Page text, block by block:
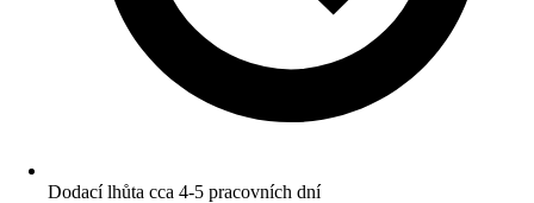
Dodací lhůta cca 4-5 pracovních dní